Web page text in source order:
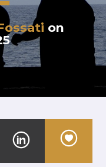
on